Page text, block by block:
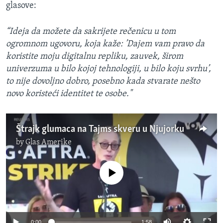
glasove:
“Ideja da možete da sakrijete rečenicu u tom
ogromnom ugovoru, koja kaže: ’Dajem vam pravo da
koristite moju digitalnu repliku, zauvek, širom
univerzuma u bilo kojoj tehnologiji, u bilo koju svrhu’,
to nije dovoljno dobro, posebno kada stvarate nešto
novo koristeći identitet te osobe."
Štrajk glumaca na Tajms skveru u Njujorku
byGlas Amerike
No media source currently available